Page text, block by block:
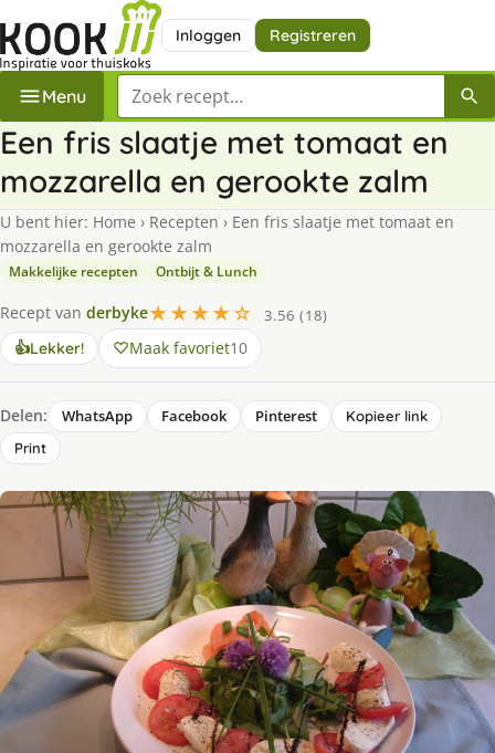
Inloggen Registreren
Menu Zoek een recept
Een fris slaatje met tomaat en
mozzarella en gerookte zalm
U bent hier: Home › Recepten › Een fris slaatje met tomaat en
mozzarella en gerookte zalm
Makkelijke recepten Ontbijt & Lunch
Recept van derbyke★★★★☆
3.56 (18)
👍Lekker! Maak favoriet10
Delen: WhatsApp Facebook Pinterest
Kopieer link
Print